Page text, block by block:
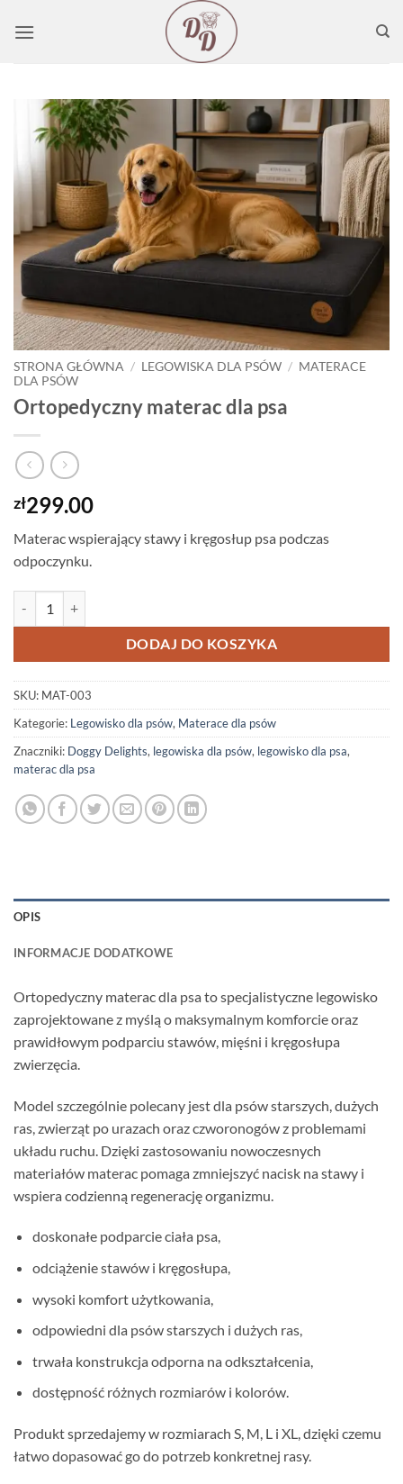
STRONA GŁÓWNA / LEGOWISKA DLA PSÓW / MATERACE
DLA PSÓW
Ortopedyczny materac dla psa
zł299.00
Materac wspierający stawy i kręgosłup psa podczas
odpoczynku.
DODAJ DO KOSZYKA
SKU: MAT-003
Kategorie: Legowisko dla psów, Materace dla psów
Znaczniki: Doggy Delights, legowiska dla psów, legowisko dla psa,
materac dla psa
OPIS
INFORMACJE DODATKOWE
Ortopedyczny materac dla psa to specjalistyczne legowisko
zaprojektowane z myślą o maksymalnym komforcie oraz
prawidłowym podparciu stawów, mięśni i kręgosłupa
zwierzęcia.
Model szczególnie polecany jest dla psów starszych, dużych
ras, zwierząt po urazach oraz czworonogów z problemami
układu ruchu. Dzięki zastosowaniu nowoczesnych
materiałów materac pomaga zmniejszyć nacisk na stawy i
wspiera codzienną regenerację organizmu.
doskonałe podparcie ciała psa,
odciążenie stawów i kręgosłupa,
wysoki komfort użytkowania,
odpowiedni dla psów starszych i dużych ras,
trwała konstrukcja odporna na odkształcenia,
dostępność różnych rozmiarów i kolorów.
Produkt sprzedajemy w rozmiarach S, M, L i XL, dzięki czemu
łatwo dopasować go do potrzeb konkretnej rasy.